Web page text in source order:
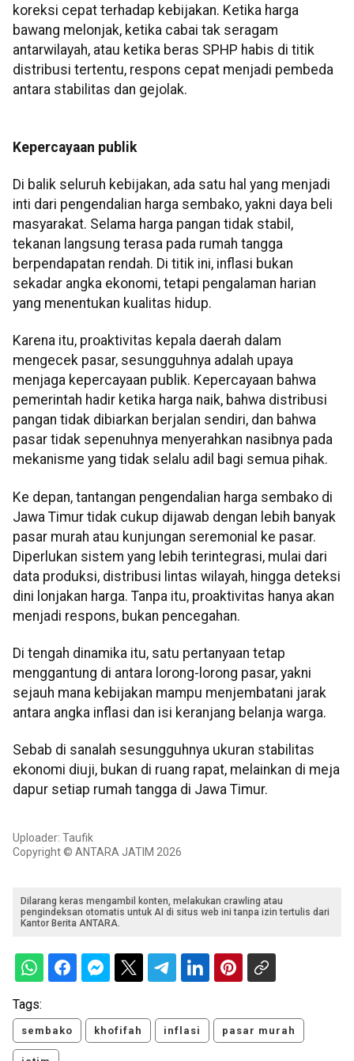
koreksi cepat terhadap kebijakan. Ketika harga
bawang melonjak, ketika cabai tak seragam
antarwilayah, atau ketika beras SPHP habis di titik
distribusi tertentu, respons cepat menjadi pembeda
antara stabilitas dan gejolak.
Kepercayaan publik
Di balik seluruh kebijakan, ada satu hal yang menjadi
inti dari pengendalian harga sembako, yakni daya beli
masyarakat. Selama harga pangan tidak stabil,
tekanan langsung terasa pada rumah tangga
berpendapatan rendah. Di titik ini, inflasi bukan
sekadar angka ekonomi, tetapi pengalaman harian
yang menentukan kualitas hidup.
Karena itu, proaktivitas kepala daerah dalam
mengecek pasar, sesungguhnya adalah upaya
menjaga kepercayaan publik. Kepercayaan bahwa
pemerintah hadir ketika harga naik, bahwa distribusi
pangan tidak dibiarkan berjalan sendiri, dan bahwa
pasar tidak sepenuhnya menyerahkan nasibnya pada
mekanisme yang tidak selalu adil bagi semua pihak.
Ke depan, tantangan pengendalian harga sembako di
Jawa Timur tidak cukup dijawab dengan lebih banyak
pasar murah atau kunjungan seremonial ke pasar.
Diperlukan sistem yang lebih terintegrasi, mulai dari
data produksi, distribusi lintas wilayah, hingga deteksi
dini lonjakan harga. Tanpa itu, proaktivitas hanya akan
menjadi respons, bukan pencegahan.
Di tengah dinamika itu, satu pertanyaan tetap
menggantung di antara lorong-lorong pasar, yakni
sejauh mana kebijakan mampu menjembatani jarak
antara angka inflasi dan isi keranjang belanja warga.
Sebab di sanalah sesungguhnya ukuran stabilitas
ekonomi diuji, bukan di ruang rapat, melainkan di meja
dapur setiap rumah tangga di Jawa Timur.
Uploader: Taufik
Copyright © ANTARA JATIM 2026
Dilarang keras mengambil konten, melakukan crawling atau
pengindeksan otomatis untuk AI di situs web ini tanpa izin tertulis dari
Kantor Berita ANTARA.
Tags:
sembako khofifah inflasi pasar murah